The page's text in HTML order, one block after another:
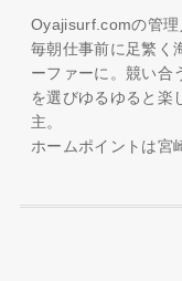
Oyajisurf.comの管理
毎朝仕事前に足繁く
ーファーに。競い合
を選びゆるゆると楽
主。
ホームポイントは宮